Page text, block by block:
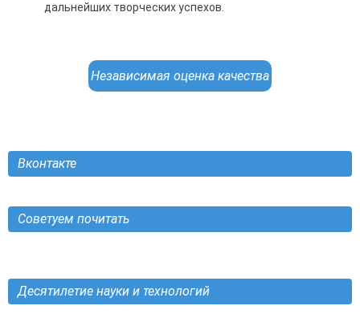
дальнейших творческих успехов.
Независимая оценка качества
Вконтакте
Советуем почитать
Десятилетие науки и технологий